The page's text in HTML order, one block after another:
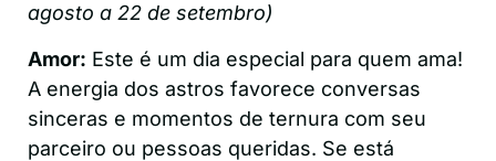
agosto a 22 de setembro)
Amor: Este é um dia especial para quem ama!
A energia dos astros favorece conversas
sinceras e momentos de ternura com seu
parceiro ou pessoas queridas. Se está